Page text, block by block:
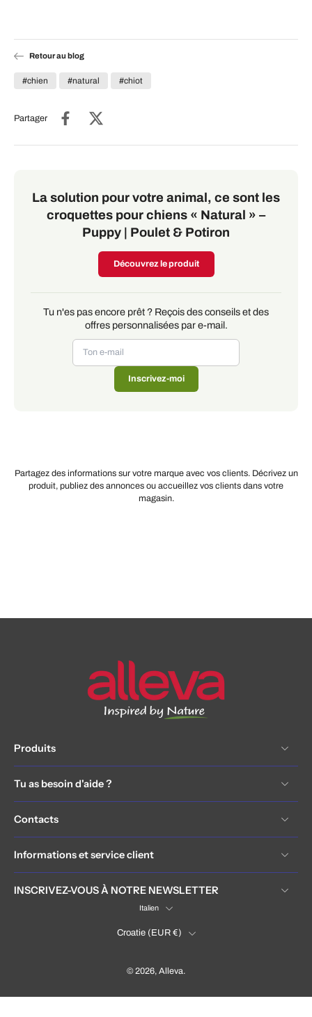
Retour au blog
#chien #natural #chiot
Partager
La solution pour votre animal, ce sont les
croquettes pour chiens « Natural » –
Puppy | Poulet & Potiron
Découvrez le produit
Tu n'es pas encore prêt ? Reçois des conseils et des
offres personnalisées par e-mail.
Inscrivez-moi
Partagez des informations sur votre marque avec vos clients. Décrivez un
produit, publiez des annonces ou accueillez vos clients dans votre
magasin.
Produits
Tu as besoin d'aide ?
Contacts
Informations et service client
INSCRIVEZ-VOUS À NOTRE NEWSLETTER
Italien
Croatie ‎(EUR €)‎
© 2026, Alleva.